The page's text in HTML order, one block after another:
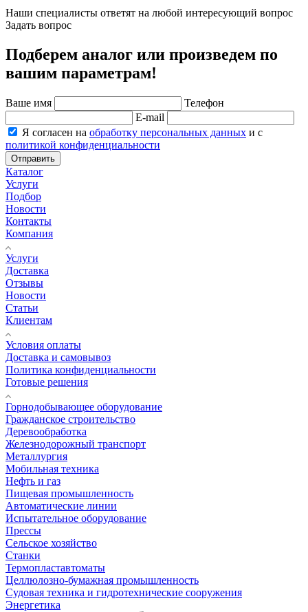
Наши специалисты ответят на любой интересующий вопрос
Задать вопрос
Подберем аналог или произведем по
вашим параметрам!
Ваше имя
Телефон
E-mail
Я согласен на обработку персональных данных и с
политикой конфиденциальности
Отправить
Каталог
Услуги
Подбор
Новости
Контакты
Компания
Услуги
Доставка
Отзывы
Новости
Статьи
Клиентам
Условия оплаты
Доставка и самовывоз
Политика конфиденциальности
Готовые решения
Горнодобывающее оборудование
Гражданское строительство
Деревообработка
Железнодорожный транспорт
Металлургия
Мобильная техника
Нефть и газ
Пищевая промышленность
Автоматические линии
Испытательное оборудование
Прессы
Сельское хозяйство
Станки
Термопластавтоматы
Целлюлозно-бумажная промышленность
Судовая техника и гидротехнические сооружения
Энергетика